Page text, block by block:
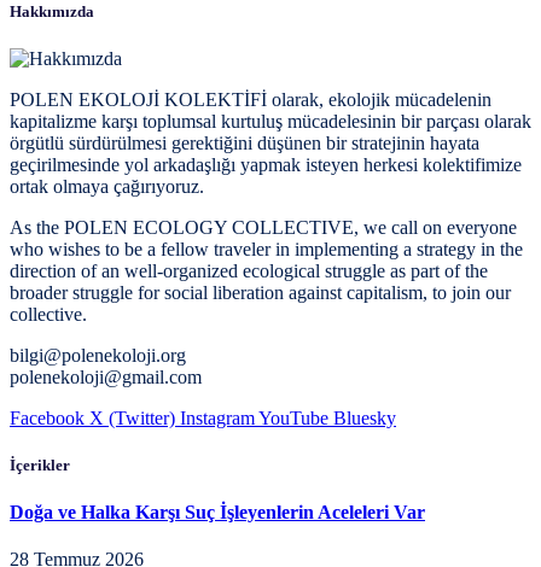
Hakkımızda
POLEN EKOLOJİ KOLEKTİFİ olarak, ekolojik mücadelenin
kapitalizme karşı toplumsal kurtuluş mücadelesinin bir parçası olarak
örgütlü sürdürülmesi gerektiğini düşünen bir stratejinin hayata
geçirilmesinde yol arkadaşlığı yapmak isteyen herkesi kolektifimize
ortak olmaya çağırıyoruz.
As the POLEN ECOLOGY COLLECTIVE, we call on everyone
who wishes to be a fellow traveler in implementing a strategy in the
direction of an well-organized ecological struggle as part of the
broader struggle for social liberation against capitalism, to join our
collective.
bilgi@polenekoloji.org
polenekoloji@gmail.com
Facebook X (Twitter) InstagramYouTube Bluesky
İçerikler
Doğa ve Halka Karşı Suç İşleyenlerin Aceleleri Var
28 Temmuz 2026